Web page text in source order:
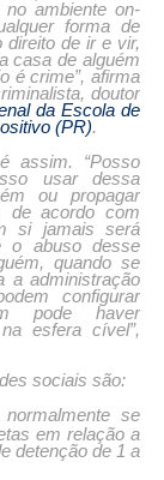
ambiente on-
forma de
direito de ir e vir,
casa de alguém
é crime”, afirma
doutor
da Escola de
(PR).
assim. “Posso
usar dessa
ou propagar
de acordo com
si jamais será
o abuso desse
quando se
a administração
configurar
pode haver
esfera cível”,
sociais são:
se
em relação a
detenção de 1 a